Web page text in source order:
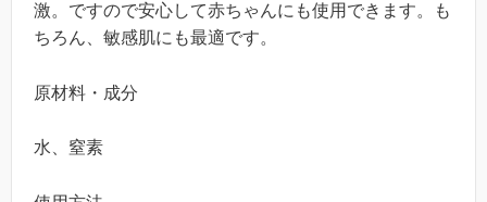
激。ですので安心して赤ちゃんにも使用できます。も
ちろん、敏感肌にも最適です。
原材料・成分
水、窒素